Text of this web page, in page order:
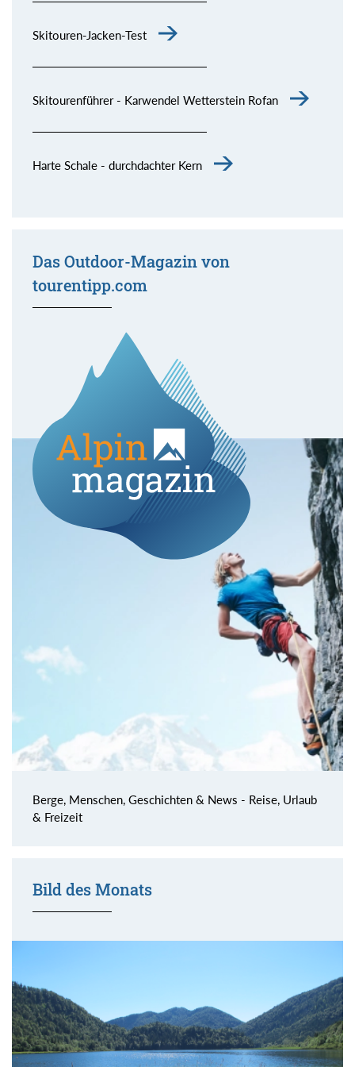
Skitouren-Jacken-Test
Skitourenführer - Karwendel Wetterstein Rofan
Harte Schale - durchdachter Kern
Das Outdoor-Magazin von
tourentipp.com
Berge, Menschen, Geschichten & News - Reise, Urlaub
& Freizeit
Bild des Monats